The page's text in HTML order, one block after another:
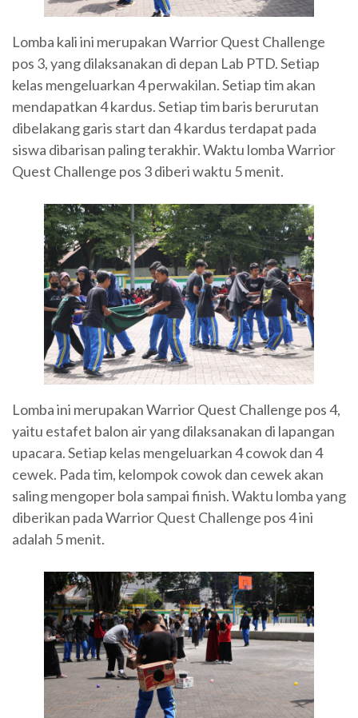
Lomba kali ini merupakan Warrior Quest Challenge
pos 3, yang dilaksanakan di depan Lab PTD. Setiap
kelas mengeluarkan 4 perwakilan. Setiap tim akan
mendapatkan 4 kardus. Setiap tim baris berurutan
dibelakang garis start dan 4 kardus terdapat pada
siswa dibarisan paling terakhir. Waktu lomba Warrior
Quest Challenge pos 3 diberi waktu 5 menit.
Lomba ini merupakan Warrior Quest Challenge pos 4,
yaitu estafet balon air yang dilaksanakan di lapangan
upacara. Setiap kelas mengeluarkan 4 cowok dan 4
cewek. Pada tim, kelompok cowok dan cewek akan
saling mengoper bola sampai finish. Waktu lomba yang
diberikan pada Warrior Quest Challenge pos 4 ini
adalah 5 menit.